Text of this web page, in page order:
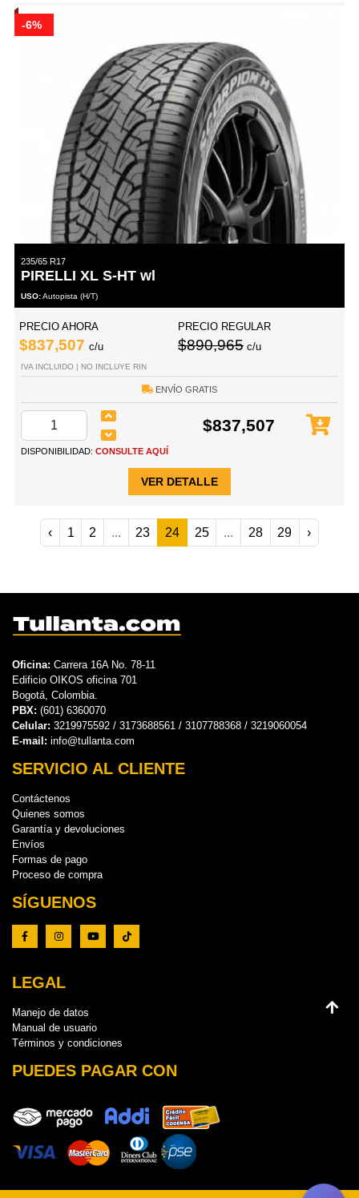
-6%
235/65 R17
PIRELLI XL S-HT wl
USO:Autopista (H/T)
PRECIO AHORA
$837,507 c/u
PRECIO REGULAR
$890,965 c/u
IVA INCLUIDO | NO INCLUYE RIN
ENVÍO GRATIS
$837,507
DISPONIBILIDAD: CONSULTE AQUÍ
VER DETALLE
‹ 1 2 ... 23 24 25 ... 28 29 ›
Oficina: Carrera 16A No. 78-11
Edificio OIKOS oficina 701
Bogotá, Colombia.
PBX: (601) 6360070
Celular: 3219975592 / 3173688561 / 3107788368 / 3219060054
E-mail: info@tullanta.com
SERVICIO AL CLIENTE
Contáctenos
Quienes somos
Garantía y devoluciones
Envíos
Formas de pago
Proceso de compra
SÍGUENOS
LEGAL
Manejo de datos
Manual de usuario
Términos y condiciones
PUEDES PAGAR CON